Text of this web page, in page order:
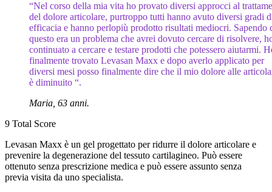
“Nel corso della mia vita ho provato diversi approcci al
del dolore articolare, purtroppo tutti hanno avuto diversi gradi
efficacia e hanno perlopiù prodotto risultati mediocri. Sapendo
questo era un problema che avrei dovuto cercare di risolvere,
continuato a cercare e testare prodotti che potessero aiutarmi.
finalmente trovato Levasan Maxx e dopo averlo applicato per
diversi mesi posso finalmente dire che il mio dolore alle
è diminuito “.
Maria, 63 anni.
9 Total Score
Levasan Maxx è un gel progettato per ridurre il dolore articolare e
prevenire la degenerazione del tessuto cartilagineo. Può essere
ottenuto senza prescrizione medica e può essere assunto senza
previa visita da uno specialista.